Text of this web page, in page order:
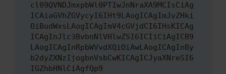
cl09QVNDJmxpbWl0PTIwJnNraXA9MCIsCiAg
ICAiaGVhZGVycyI6IHt9LAogICAgImJvZHki
OiBudWxsLAogICAgImV4cGVjdCI6IHsKICAg
ICAgInJlc3BvbnNlVHlwZSI6ICIiCiAgICB9
LAogICAgInRpbWVvdXQiOiAwLAogICAgInBy
b2dyZXNzIjogbnVsbCwKICAgICJyaXNreSI6
IGZhbHNlCiAgfQp9